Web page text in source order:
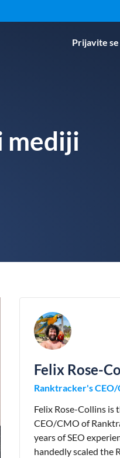
Prijavite se
mediji
Felix Rose-
Ranktracker's
Felix Rose-Collins is
CEO/CMO of
years of SEO
handedly scaled the